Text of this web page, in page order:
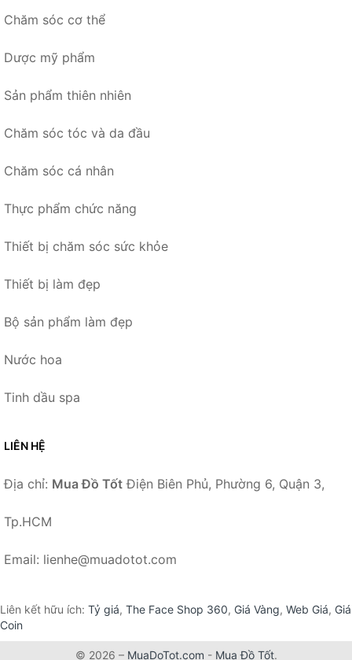
Chăm sóc cơ thể
Dược mỹ phẩm
Sản phẩm thiên nhiên
Chăm sóc tóc và da đầu
Chăm sóc cá nhân
Thực phẩm chức năng
Thiết bị chăm sóc sức khỏe
Thiết bị làm đẹp
Bộ sản phẩm làm đẹp
Nước hoa
Tinh dầu spa
LIÊN HỆ
Địa chỉ: Mua Đồ Tốt Điện Biên Phủ, Phường 6, Quận 3,
Tp.HCM
Email: lienhe@muadotot.com
Liên kết hữu ích: Tỷ giá, The Face Shop 360, Giá Vàng, Web Giá, Giá
Coin
© 2026 – MuaDoTot.com - Mua Đồ Tốt.